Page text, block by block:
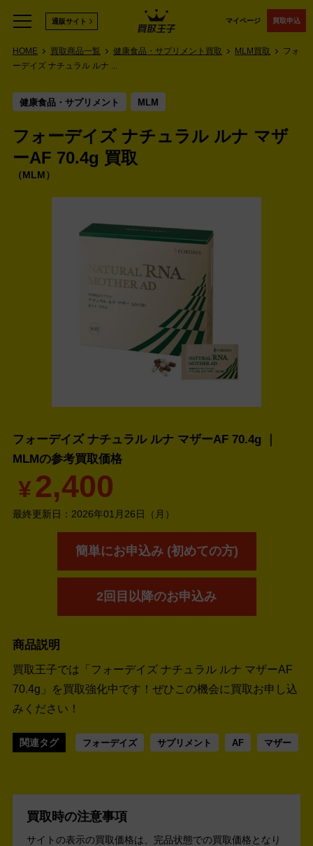
マイページ 買取申込
通販サイト
HOME 買取商品一覧 健康食品・サプリメント買取 MLM買取
フォ
ーデイズ ナチュラル ルナ ...
健康食品・サプリメント MLM
フォーデイズ ナチュラル ルナ マザ
ーAF 70.4g 買取
MLM
フォーデイズ ナチュラル ルナ マザーAF 70.4g ｜
MLMの参考買取価格
¥2,400
最終更新日： 2026年01月26日（月）
簡単にお申込み (初めての方)
2回目以降のお申込み
商品説明
買取王子では「フォーデイズ ナチュラル ルナ マザーAF
70.4g」を買取強化中です！ ぜひこの機会に買取お申し込
みください！
関連タグ フォーデイズ サプリメント AF マザー
買取時の注意事項
サイトの表示の買取価格は、完品状態での買取価格となり